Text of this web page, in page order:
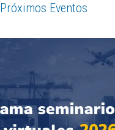
Próximos Eventos